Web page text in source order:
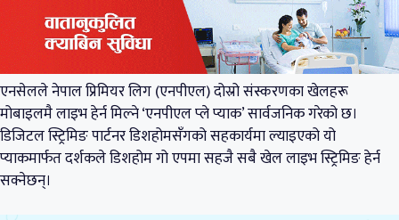
एनसेलले नेपाल प्रिमियर लिग (एनपीएल) दोस्रो संस्करणका खेलहरू
मोबाइलमै लाइभ हेर्न मिल्ने ‘एनपीएल प्ले प्याक’ सार्वजनिक गरेको छ।
डिजिटल स्ट्रिमिङ पार्टनर डिशहोमसँगको सहकार्यमा ल्याइएको यो
प्याकमार्फत दर्शकले डिशहोम गो एपमा सहजै सबै खेल लाइभ स्ट्रिमिङ हेर्न
सक्नेछन्।